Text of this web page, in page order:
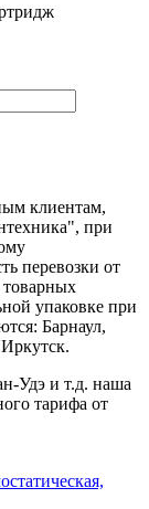
клиентам,
при
перевозки от
товарных
упаковке при
Барнаул,
Удэ и т.д. наша
тарифа от